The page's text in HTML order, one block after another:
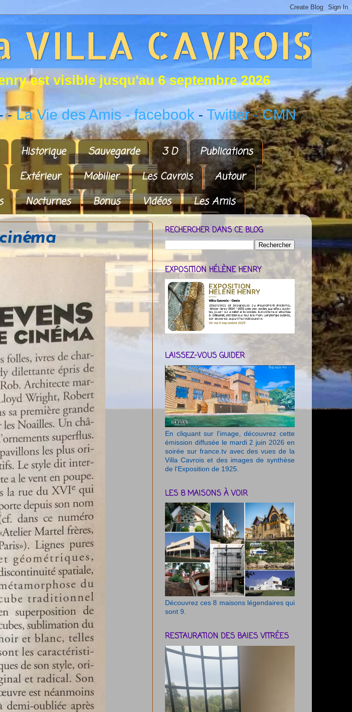
nry est visi b e jusqu'au 6 septembre 2026
-La Vie des Amis- facebook - Twitter -CMN
Historique Sauvegarde 3 D
Publications
Extérieur Mobilier Les Cavrois
Autour
Nocturnes Bonus Vidéos Les Amis
RECHERCHER DANS CE BLOG
EXPOSITION HÉLÈNE HENRY
LAISSEZ-VOUS GUIDER
En cliquant sur l'image, découvrez cette
émission diffusée le mardi 2 juin 2026 en
soirée sur france.tv avec des vues de la
Villa Cavrois et des images de synthèse
de l'Exposition de 1925.
LES 8 MAISONS À VOIR
Découvrez ces 8 maisons légendaires qui
sont 9.
RESTAURATION DES BAIES VITRÉES